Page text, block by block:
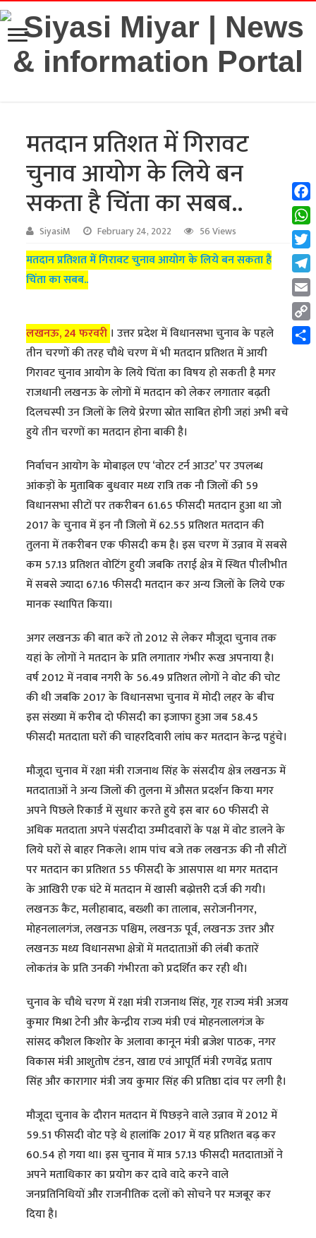
मतदान प्रतिशत में गिरावट
चुनाव आयोग के लिये बन
सकता है चिंता का सबब..
SiyasiM February 24, 2022 56 Views
मतदान प्रतिशत में गिरावट चुनाव आयोग के लिये बन सकता है
चिंता का सबब..
लखनऊ, 24 फरवरी । उत्तर प्रदेश में विधानसभा चुनाव के पहले
तीन चरणों की तरह चौथे चरण में भी मतदान प्रतिशत में आयी
गिरावट चुनाव आयोग के लिये चिंता का विषय हो सकती है मगर
राजधानी लखनऊ के लोगों में मतदान को लेकर लगातार बढ़ती
दिलचस्पी उन जिलों के लिये प्रेरणा स्रोत साबित होगी जहां अभी बचे
हुये तीन चरणों का मतदान होना बाकी है।
निर्वाचन आयोग के मोबाइल एप ‘वोटर टर्न आउट’ पर उपलब्ध
आंकड़ों के मुताबिक बुधवार मध्य रात्रि तक नौ जिलों की 59
विधानसभा सीटों पर तकरीबन 61.65 फीसदी मतदान हुआ था जो
2017 के चुनाव में इन नौ जिलो में 62.55 प्रतिशत मतदान की
तुलना में तकरीबन एक फीसदी कम है। इस चरण में उन्नाव में सबसे
कम 57.13 प्रतिशत वोटिंग हुयी जबकि तराई क्षेत्र में स्थित पीलीभीत
में सबसे ज्यादा 67.16 फीसदी मतदान कर अन्य जिलों के लिये एक
मानक स्थापित किया।
अगर लखनऊ की बात करें तो 2012 से लेकर मौजूदा चुनाव तक
यहां के लोगों ने मतदान के प्रति लगातार गंभीर रूख अपनाया है।
वर्ष 2012 में नवाब नगरी के 56.49 प्रतिशत लोगों ने वोट की चोट
की थी जबकि 2017 के विधानसभा चुनाव में मोदी लहर के बीच
इस संख्या में करीब दो फीसदी का इजाफा हुआ जब 58.45
फीसदी मतदाता घरों की चाहरदिवारी लांघ कर मतदान केन्द्र पहुंचे।
मौजूदा चुनाव में रक्षा मंत्री राजनाथ सिंह के संसदीय क्षेत्र लखनऊ में
मतदाताओं ने अन्य जिलों की तुलना में औसत प्रदर्शन किया मगर
अपने पिछले रिकार्ड में सुधार करते हुये इस बार 60 फीसदी से
अधिक मतदाता अपने पंसदीदा उम्मीदवारों के पक्ष में वोट डालने के
लिये घरों से बाहर निकले। शाम पांच बजे तक लखनऊ की नौ सीटों
पर मतदान का प्रतिशत 55 फीसदी के आसपास था मगर मतदान
के आखिरी एक घंटे में मतदान में खासी बढ़ोत्तरी दर्ज की गयी।
लखनऊ कैंट, मलीहाबाद, बख्शी का तालाब, सरोजनीनगर,
मोहनलालगंज, लखनऊ पश्चिम, लखनऊ पूर्व, लखनऊ उत्तर और
लखनऊ मध्य विधानसभा क्षेत्रों में मतदाताओं की लंबी कतारें
लोकतंत्र के प्रति उनकी गंभीरता को प्रदर्शित कर रही थी।
चुनाव के चौथे चरण में रक्षा मंत्री राजनाथ सिंह, गृह राज्य मंत्री अजय
कुमार मिश्रा टेनी और केन्द्रीय राज्य मंत्री एवं मोहनलालगंज के
सांसद कौशल किशोर के अलावा कानून मंत्री ब्रजेश पाठक, नगर
विकास मंत्री आशुतोष टंडन, खाद्य एवं आपूर्ति मंत्री रणवेंद्र प्रताप
सिंह और कारागार मंत्री जय कुमार सिंह की प्रतिष्ठा दांव पर लगी है।
मौजूदा चुनाव के दौरान मतदान में पिछड़ने वाले उन्नाव में 2012 में
59.51 फीसदी वोट पड़े थे हालांकि 2017 में यह प्रतिशत बढ़ कर
60.54 हो गया था। इस चुनाव में मात्र 57.13 फीसदी मतदाताओं ने
अपने मताधिकार का प्रयोग कर दावे वादे करने वाले
जनप्रतिनिधियों और राजनीतिक दलों को सोचने पर मजबूर कर
दिया है।
Copy
Link